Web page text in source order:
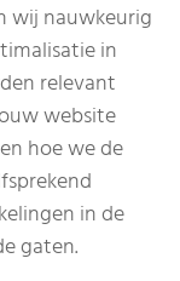
wij nauwkeurig
in
relevant
website
hoe we de
in de
gaten.